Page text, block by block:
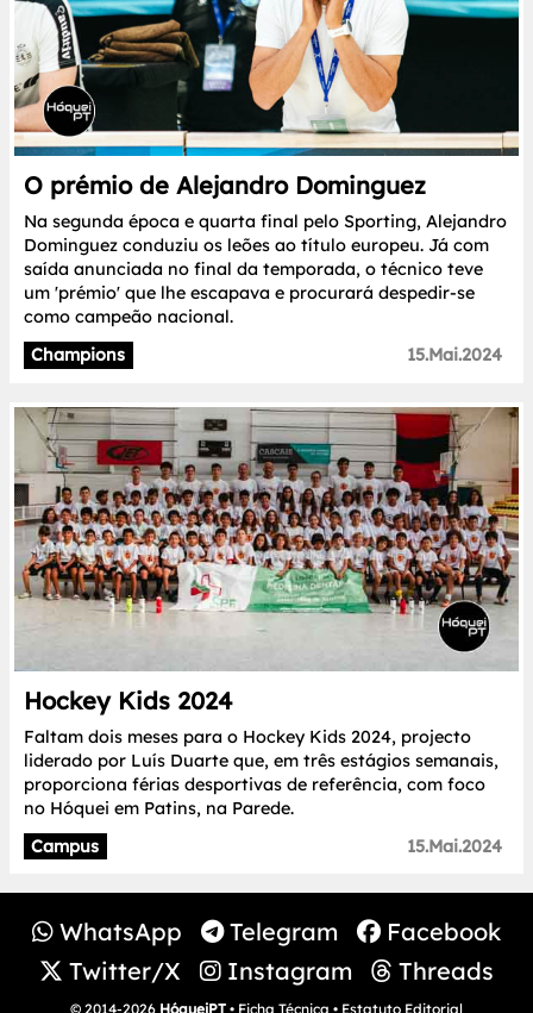
O prémio de Alejandro Dominguez
Na segunda época e quarta final pelo Sporting, Alejandro
Dominguez conduziu os leões ao título europeu. Já com
saída anunciada no final da temporada, o técnico teve
um 'prémio' que lhe escapava e procurará despedir-se
como campeão nacional.
Champions
15.Mai.2024
Hockey Kids 2024
Faltam dois meses para o Hockey Kids 2024, projecto
liderado por Luís Duarte que, em três estágios semanais,
proporciona férias desportivas de referência, com foco
no Hóquei em Patins, na Parede.
Campus
15.Mai.2024
WhatsApp Telegram
Facebook
Twitter/X
Instagram Threads
© 2014-2026 HóqueiPT • Ficha Técnica • Estatuto Editorial